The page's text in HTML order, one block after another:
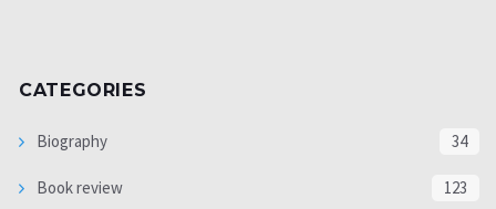
CATEGORIES
Biography 34
Book review 123